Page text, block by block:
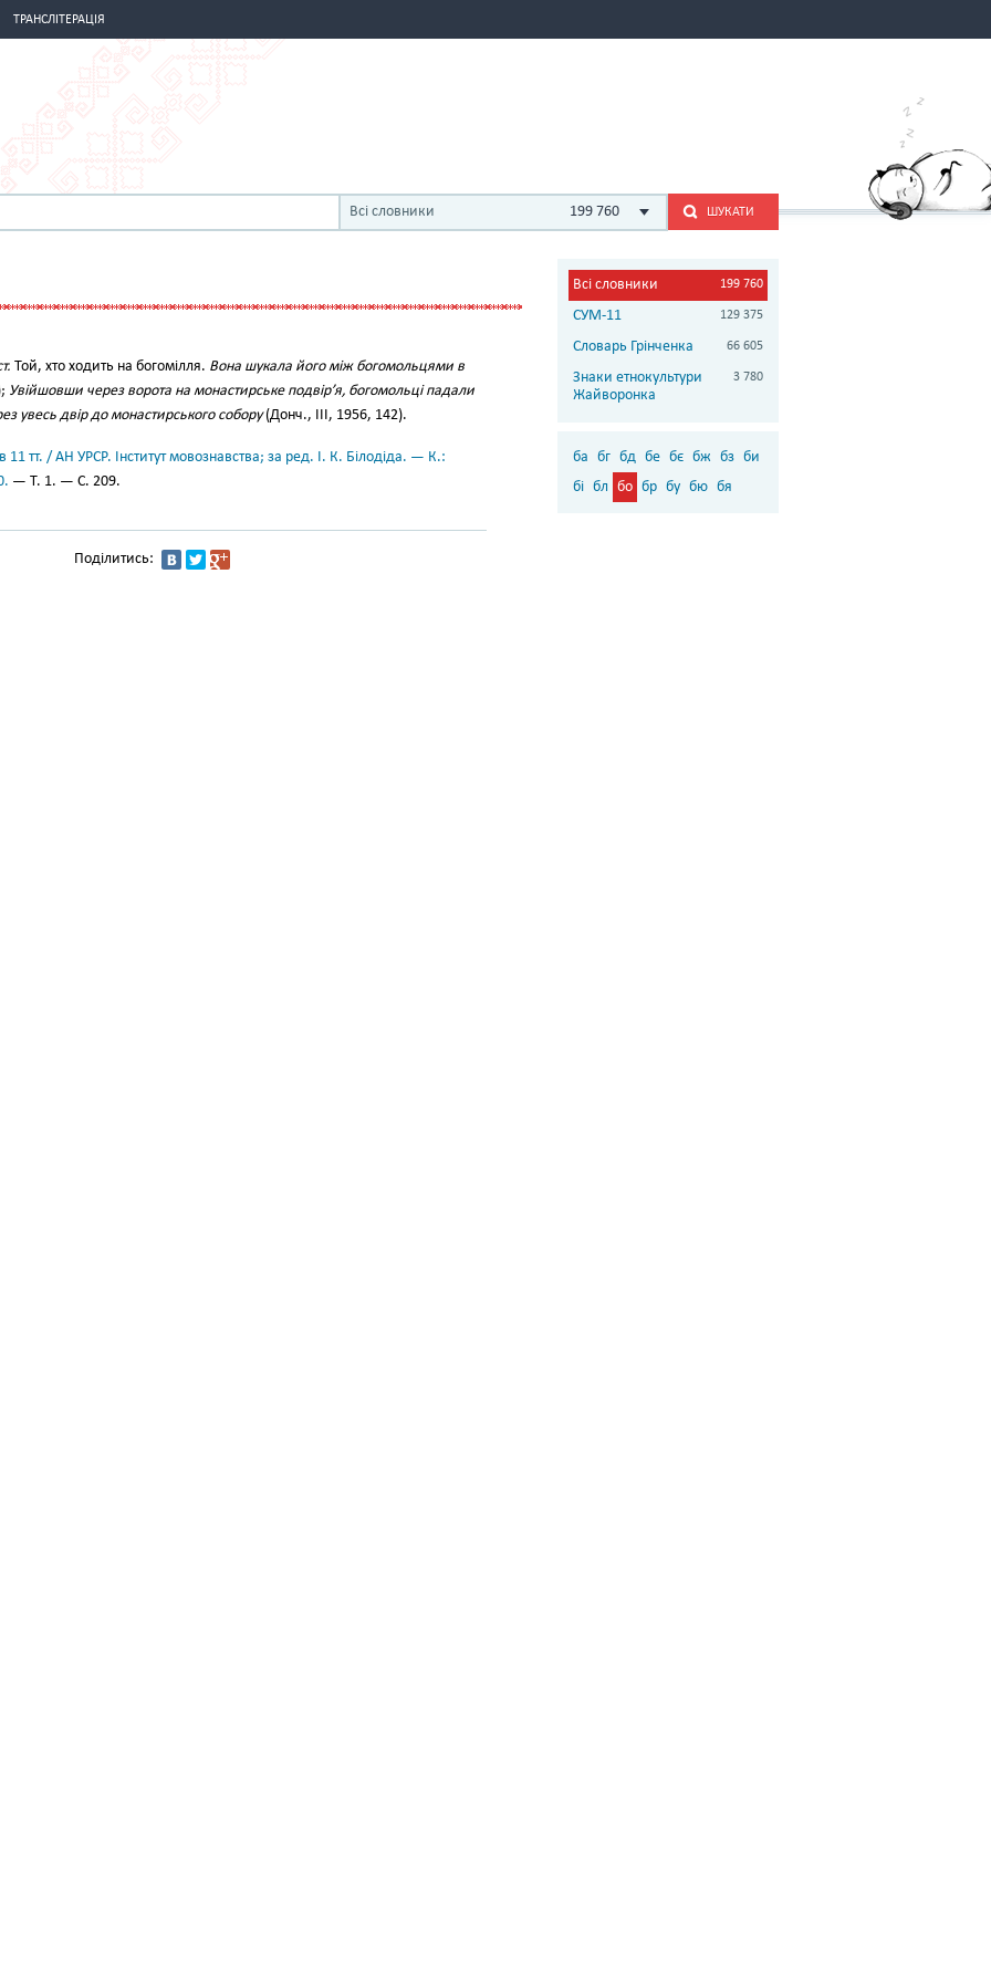
ТРАНСЛІТЕРАЦІЯ
Всі словники 199 760 ШУКАТИ
Той, хто ходить на богомілля. Вона шукала його між богомольцями в
Увійшовши через ворота на монастирське подвір’я, богомольці падали
увесь двір до монастирського собору(Донч., III, 1956, 142).
11 тт. / АН УРСР. Інститут мовознавства; за ред. І. К. Білодіда. — К.:
— Т. 1. — С. 209.
Поділитись:
Всі словники 199 760
СУМ-11 129 375
Словарь Грінченка 66 605
Знаки етнокультури
Жайворонка
3 780
ба бг бд бе бє бж бз би
бі бл бо бр бу бю бя